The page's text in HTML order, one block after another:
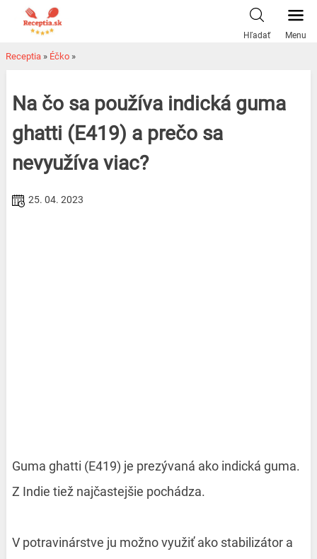
Hľadať Menu
Receptia » Éčko »
Na čo sa používa indická guma
ghatti (E419) a prečo sa
nevyužíva viac?
25. 04. 2023
Guma ghatti (E419) je prezývaná ako indická guma.
Z Indie tiež najčastejšie pochádza.
V potravinárstve ju možno využiť ako stabilizátor a